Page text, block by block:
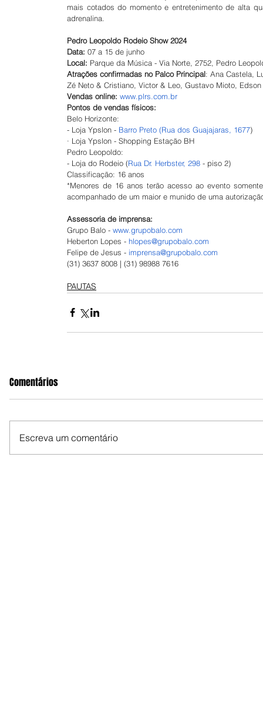
mais cotados do momento e entretenimento de alta
adrenalina.
Pedro Leopoldo Rodeio Show 2024
Data: 07 a 15 de junho
Local: Parque da Música - Via Norte, 2752, Pedro
Atrações confirmadas no Palco Principal: Ana Castela,
Zé Neto & Cristiano, Victor & Leo, Gustavo Mioto,
Vendas online: www.plrs.com.br
Pontos de vendas físicos:
Belo Horizonte:
- Loja Ypslon - Barro Preto (Rua dos Guajajaras, 1677)
· Loja Ypslon - Shopping Estação BH
Pedro Leopoldo:
- Loja do Rodeio (Rua Dr. Herbster, 298 - piso 2)
Classificação: 16 anos
*Menores de 16 anos terão acesso ao evento
acompanhado de um maior e munido de uma
Assessoria de imprensa:
Grupo Balo - www.grupobalo.com
Heberton Lopes - hlopes@grupobalo.com
Felipe de Jesus - imprensa@grupobalo.com
(31) 3637 8008 | (31) 98988 7616
PAUTAS
Comentários
Escreva um comentário